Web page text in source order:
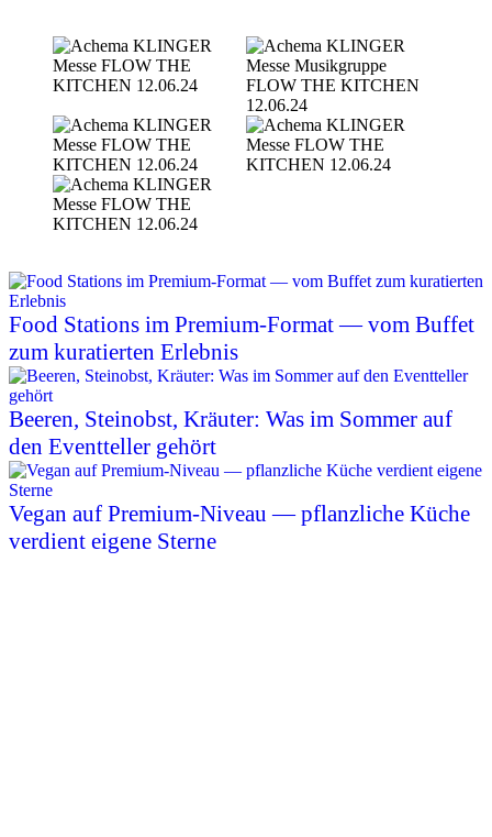
Food Stations im Premium-Format — vom Buffet
zum kuratierten Erlebnis
Beeren, Steinobst, Kräuter: Was im Sommer auf
den Eventteller gehört
Vegan auf Premium-Niveau — pflanzliche Küche
verdient eigene Sterne